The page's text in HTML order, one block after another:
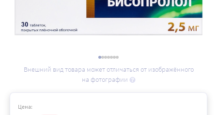
Внешний вид товара может отличаться от изображённого
на фотографии
Цена: